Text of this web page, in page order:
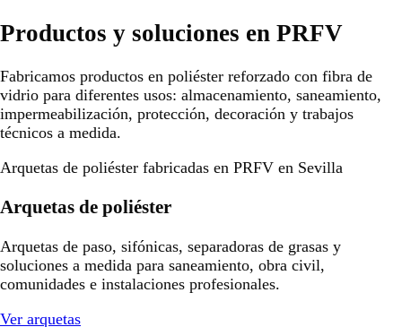
Productos y soluciones en PRFV
Fabricamos productos en poliéster reforzado con fibra de
vidrio para diferentes usos: almacenamiento, saneamiento,
impermeabilización, protección, decoración y trabajos
técnicos a medida.
Arquetas de poliéster fabricadas en PRFV en Sevilla
Arquetas de poliéster
Arquetas de paso, sifónicas, separadoras de grasas y
soluciones a medida para saneamiento, obra civil,
comunidades e instalaciones profesionales.
Ver arquetas